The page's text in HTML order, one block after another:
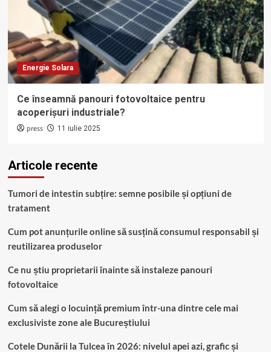
Energie Solara
Ce înseamnă panouri fotovoltaice pentru
acoperișuri industriale?
press 11 iulie 2025
Articole recente
Tumori de intestin subțire: semne posibile și opțiuni de
tratament
Cum pot anunțurile online să susțină consumul responsabil și
reutilizarea produselor
Ce nu știu proprietarii înainte să instaleze panouri
fotovoltaice
Cum să alegi o locuință premium într-una dintre cele mai
exclusiviste zone ale Bucureștiului
Cotele Dunării la Tulcea în 2026: nivelul apei azi, grafic și